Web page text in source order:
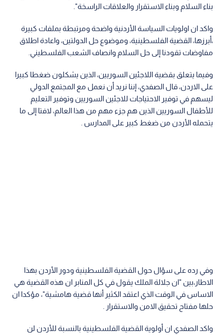
بناء السلام وبناء الاستقرار والعلاقات الراسخة".
واكد ان اولويات السياسة الأردنية واضحة ومرتبطة بملفات كبيرة
،أبرزها، القضية الفلسطينية، وموضوع حل الدولتين، واعادة اطلاق
مفاوضات تقودنا إلى حل السلام وانصاف الشعب الفلسطيني.
وفيما يتعلق بقضية اللاجئين السوريين، الذين يشكلون ضغطا كبيرا
على الاردن، قال الصفدي، إننا نريد أن نعمل مع المجتمع الدولي
ليسهم في توفير الاحتياجات للاجئين السوريين وتوفير التعليم
للأطفال السوريين الذين هم جزء مهم من هذا العالم، لافتا إلى ما
يتحمله الأردن من ضغط كبير على المدارس .
وفي رده على سؤال حول القضية الفلسطينية ودور الأردن بهذا
الاطار،بين "ان جلالة الملك يقول في كل المنابر ان هذه القضية هي
الاساس في الوقت الذي اعتقد الكثير أنها قضية هامشية"، مؤكدا ان
حلها مفتاح تحقيق الامن والاستقرار .
واكد الصفدي ان أولوية القضية الفلسطينية بالنسبة للأردن لن